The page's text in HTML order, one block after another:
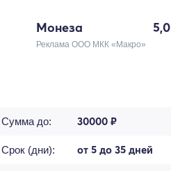
Монеза 5,0
Реклама ООО МКК «Макро»
Сумма до: 30000 ₽
Срок (дни): от 5 до 35 дней